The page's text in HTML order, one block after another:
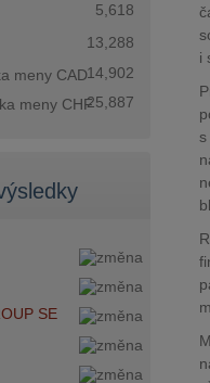
5,618
13,288
14,902
25,887
SE
i
s